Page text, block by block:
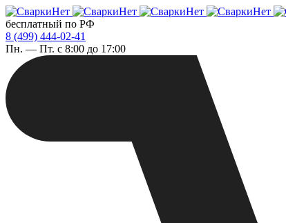
бесплатный по РФ
8 (499) 444-02-41
Пн. — Пт. с 8:00 до 17:00